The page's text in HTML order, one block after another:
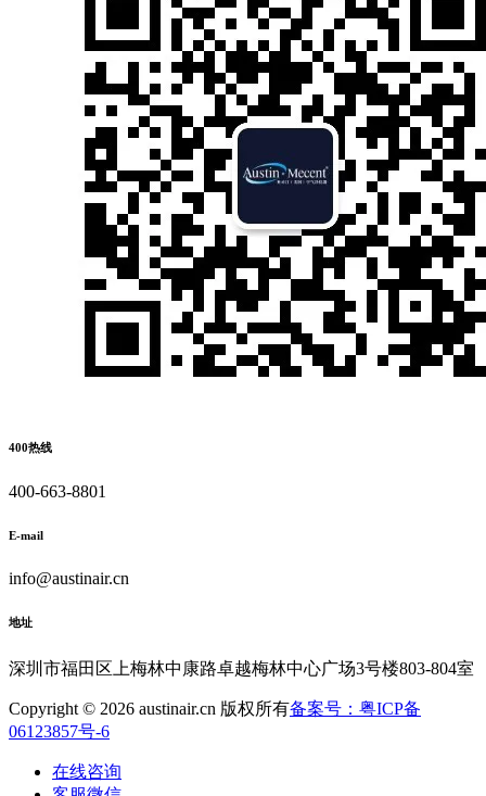
400热线
400-663-8801
E-mail
info@austinair.cn
地址
深圳市福田区上梅林中康路卓越梅林中心广场3号楼803-804室
Copyright © 2026 austinair.cn 版权所有备案号：粤ICP备
06123857号-6
在线咨询